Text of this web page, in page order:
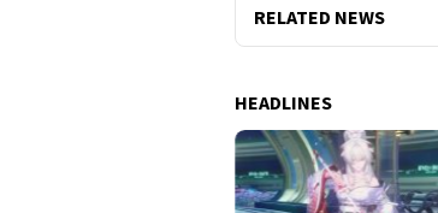
RELATED NEWS
HEADLINES